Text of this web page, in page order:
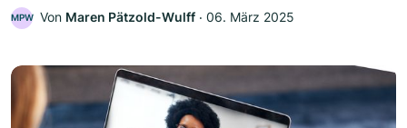
MPW Von Maren Pätzold-Wulff ‧ 06. März 2025